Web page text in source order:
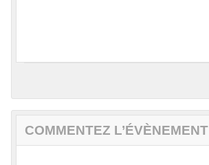
COMMENTEZ L’ÉVÈNEMENT